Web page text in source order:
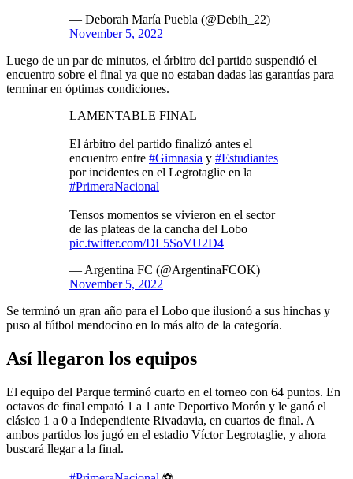
— Deborah María Puebla (@Debih_22)
November 5, 2022
Luego de un par de minutos, el árbitro del partido suspendió el
encuentro sobre el final ya que no estaban dadas las garantías para
terminar en óptimas condiciones.
LAMENTABLE FINAL
El árbitro del partido finalizó antes el
encuentro entre #Gimnasia y #Estudiantes
por incidentes en el Legrotaglie en la
#PrimeraNacional
Tensos momentos se vivieron en el sector
de las plateas de la cancha del Lobo
pic.twitter.com/DL5SoVU2D4
— Argentina FC (@ArgentinaFCOK)
November 5, 2022
Se terminó un gran año para el Lobo que ilusionó a sus hinchas y
puso al fútbol mendocino en lo más alto de la categoría.
Así llegaron los equipos
El equipo del Parque terminó cuarto en el torneo con 64 puntos. En
octavos de final empató 1 a 1 ante Deportivo Morón y le ganó el
clásico 1 a 0 a Independiente Rivadavia, en cuartos de final. A
ambos partidos los jugó en el estadio Víctor Legrotaglie, y ahora
buscará llegar a la final.